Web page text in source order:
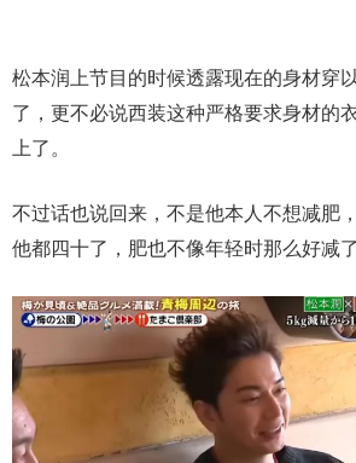
松本润上节目的时候透露现在的身材穿
了，更不必说西装这种严格要求身材的
上了。
不过话也说回来，不是他本人不想减肥
他都四十了，肥也不像年轻时那么好减了